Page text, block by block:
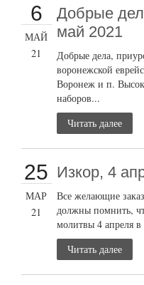
6
МАЙ
21
Добрые
май 2021
Добрые дела,
воронежской
Воронеж и п.
наборов...
Читать далее
25
МАР
21
Изкор, 4
Все желающие
должны помнить,
молитвы 4 апреля
Читать далее